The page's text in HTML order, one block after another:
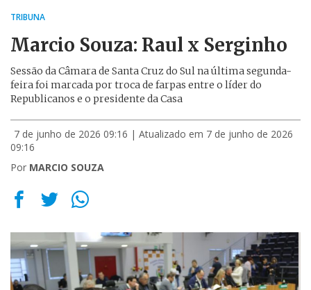
TRIBUNA
Marcio Souza: Raul x Serginho
Sessão da Câmara de Santa Cruz do Sul na última segunda-
feira foi marcada por troca de farpas entre o líder do
Republicanos e o presidente da Casa
7 de junho de 2026 09:16 | Atualizado em 7 de junho de 2026
09:16
Por MARCIO SOUZA